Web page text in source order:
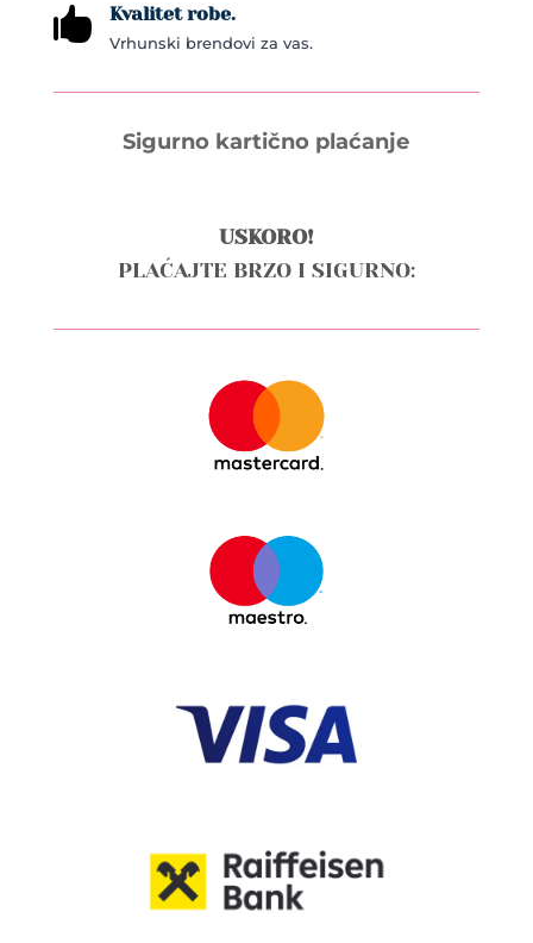
 Kvalitet robe.
Vrhunski brendovi za vas.
Sigurno kartično plaćanje
USKORO!
PLAĆAJTE BRZO I SIGURNO: